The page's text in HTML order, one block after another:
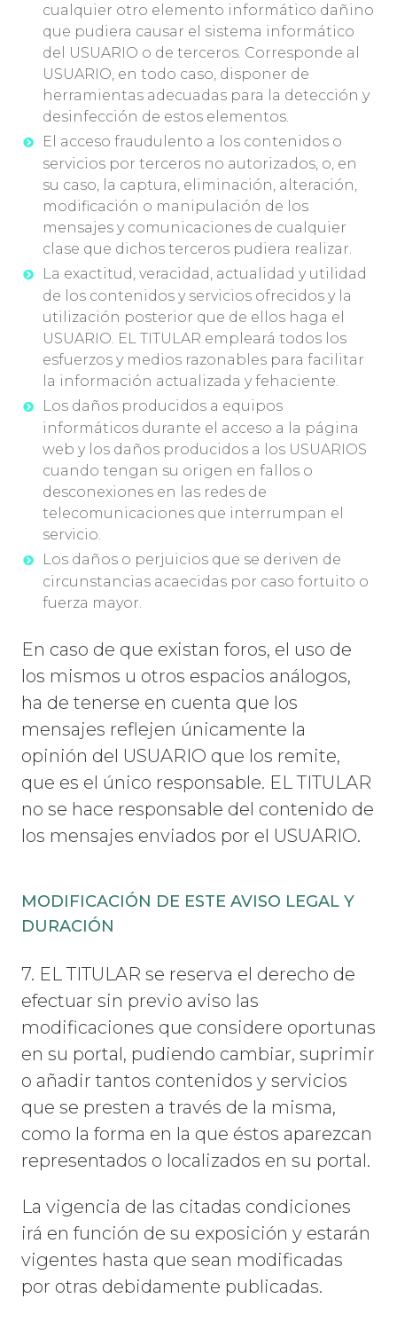
cualquier otro elemento informático dañino
que pudiera causar el sistema informático
del USUARIO o de terceros. Corresponde al
USUARIO, en todo caso, disponer de
herramientas adecuadas para la detección y
desinfección de estos elementos.
El acceso fraudulento a los contenidos o
servicios por terceros no autorizados, o, en
su caso, la captura, eliminación, alteración,
modificación o manipulación de los
mensajes y comunicaciones de cualquier
clase que dichos terceros pudiera realizar.
La exactitud, veracidad, actualidad y utilidad
de los contenidos y servicios ofrecidos y la
utilización posterior que de ellos haga el
USUARIO. EL TITULAR empleará todos los
esfuerzos y medios razonables para facilitar
la información actualizada y fehaciente.
Los daños producidos a equipos
informáticos durante el acceso a la página
web y los daños producidos a los USUARIOS
cuando tengan su origen en fallos o
desconexiones en las redes de
telecomunicaciones que interrumpan el
servicio.
Los daños o perjuicios que se deriven de
circunstancias acaecidas por caso fortuito o
fuerza mayor.
En caso de que existan foros, el uso de
los mismos u otros espacios análogos,
ha de tenerse en cuenta que los
mensajes reflejen únicamente la
opinión del USUARIO que los remite,
que es el único responsable. EL TITULAR
no se hace responsable del contenido de
los mensajes enviados por el USUARIO.
MODIFICACIÓN DE ESTE AVISO LEGAL Y
DURACIÓN
7. EL TITULAR se reserva el derecho de
efectuar sin previo aviso las
modificaciones que considere oportunas
en su portal, pudiendo cambiar, suprimir
o añadir tantos contenidos y servicios
que se presten a través de la misma,
como la forma en la que éstos aparezcan
representados o localizados en su portal.
La vigencia de las citadas condiciones
irá en función de su exposición y estarán
vigentes hasta que sean modificadas
por otras debidamente publicadas.